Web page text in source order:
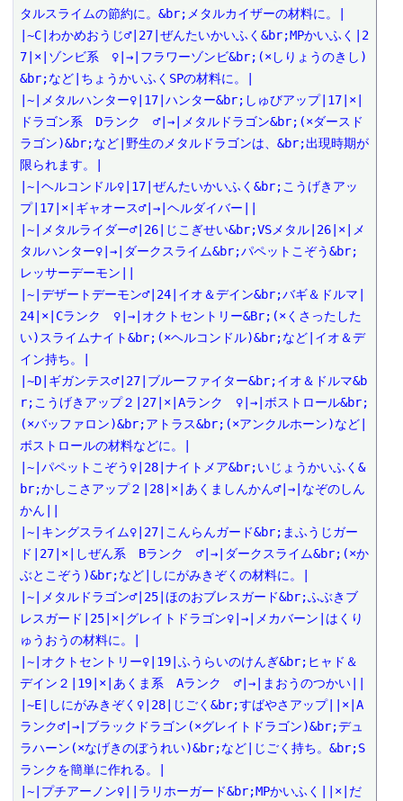
タルスライムの節約に。&br;メタルカイザーの材料に。|
|~C|わかめおうじ♂|27|ぜんたいかいふく&br;MPかいふく|2
7|×|ゾンビ系　♀|→|フラワーゾンビ&br;(×しりょうのきし)
&br;など|ちょうかいふくSPの材料に。|
|~|メタルハンター♀|17|ハンター&br;しゅびアップ|17|×|
ドラゴン系　Dランク　♂|→|メタルドラゴン&br;(×ダースド
ラゴン)&br;など|野生のメタルドラゴンは、&br;出現時期が
限られます。|
|~|ヘルコンドル♀|17|ぜんたいかいふく&br;こうげきアッ
プ|17|×|ギャオース♂|→|ヘルダイバー||
|~|メタルライダー♂|26|じこぎせい&br;VSメタル|26|×|メ
タルハンター♀|→|ダークスライム&br;パペットこぞう&br;
レッサーデーモン||
|~|デザートデーモン♂|24|イオ＆デイン&br;バギ＆ドルマ|
24|×|Cランク　♀|→|オクトセントリー&Br;(×くさったした
い)スライムナイト&br;(×ヘルコンドル)&br;など|イオ＆デ
イン持ち。|
|~D|ギガンテス♂|27|ブルーファイター&br;イオ＆ドルマ&b
r;こうげきアップ２|27|×|Aランク　♀|→|ボストロール&br;
(×バッファロン)&br;アトラス&br;(×アンクルホーン)など|
ボストロールの材料などに。|
|~|パペットこぞう♀|28|ナイトメア&br;いじょうかいふく&
br;かしこさアップ２|28|×|あくましんかん♂|→|なぞのしん
かん||
|~|キングスライム♀|27|こんらんガード&br;まふうじガー
ド|27|×|しぜん系　Bランク　♂|→|ダークスライム&br;(×か
ぶとこぞう)&br;など|しにがみきぞくの材料に。|
|~|メタルドラゴン♂|25|ほのおブレスガード&br;ふぶきブ
レスガード|25|×|グレイトドラゴン♀|→|メカバーン|はくり
ゅうおうの材料に。|
|~|オクトセントリー♀|19|ふうらいのけんぎ&br;ヒャド＆
デイン２|19|×|あくま系　Aランク　♂|→|まおうのつかい||
|~E|しにがみきぞく♀|28|じごく&br;すばやさアップ||×|A
ランク♂|→|ブラックドラゴン(×グレイトドラゴン)&br;デュ
ラハーン(×なげきのぼうれい)&br;など|じごく持ち。&br;S
ランクを簡単に作れる。|
|~|プチアーノン♀||ラリホーガード&br;MPかいふく||×|だ